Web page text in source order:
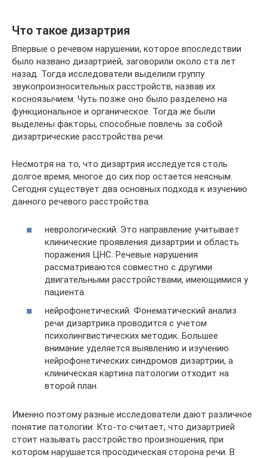
Что такое дизартрия
Впервые о речевом нарушении, которое впоследствии
было названо дизартрией, заговорили около ста лет
назад. Тогда исследователи выделили группу
звукопроизносительных расстройств, назвав их
косноязычием. Чуть позже оно было разделено на
функциональное и органическое. Тогда же были
выделены факторы, способные повлечь за собой
дизартрические расстройства речи.
Несмотря на то, что дизартрия исследуется столь
долгое время, многое до сих пор остается неясным.
Сегодня существует два основных подхода к изучению
данного речевого расстройства:
неврологический. Это направление учитывает
клинические проявления дизартрии и область
поражения ЦНС. Речевые нарушения
рассматриваются совместно с другими
двигательными расстройствами, имеющимися у
пациента.
нейрофонетический. Фонематический анализ
речи дизартрика проводится с учетом
психолингвистических методик. Большее
внимание уделяется выявлению и изучению
нейрофонетических синдромов дизартрии, а
клиническая картина патологии отходит на
второй план.
Именно поэтому разные исследователи дают различное
понятие патологии. Кто-то считает, что дизартрией
стоит называть расстройство произношения, при
котором нарушается просодическая сторона речи. В